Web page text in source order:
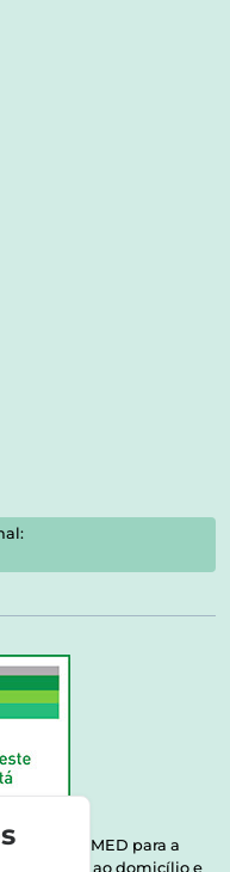
INFARMED para a
de saúde ao domicílio e